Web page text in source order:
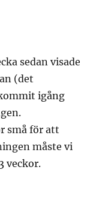
sedan visade
(det
igång
små för att
måste vi
veckor.